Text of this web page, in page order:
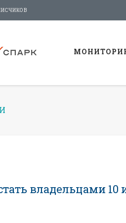
владельцами 10